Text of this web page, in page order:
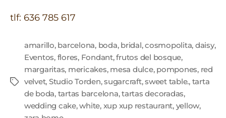
tlf: 636 785 617
amarillo, barcelona, boda, bridal,cosmopolita, daisy,
Eventos, flores, Fondant,frutos del bosque,
margaritas, mericakes, mesa dulce, pompones, red
velvet, Studio Torden,sugarcraft,sweet table., tarta
de boda, tartas barcelona,tartas decoradas,
wedding cake,white, xup xup restaurant, yellow,